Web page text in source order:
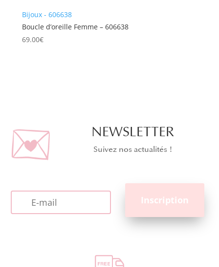
Bijoux - 606638
Boucle d’oreille Femme – 606638
69.00€
NEWSLETTER
Suivez nos actualités !